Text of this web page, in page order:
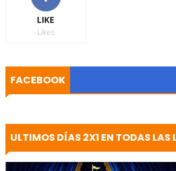
LIKE
Likes
FACEBOOK
ULTIMOS DÍAS 2X1 EN TODAS LAS